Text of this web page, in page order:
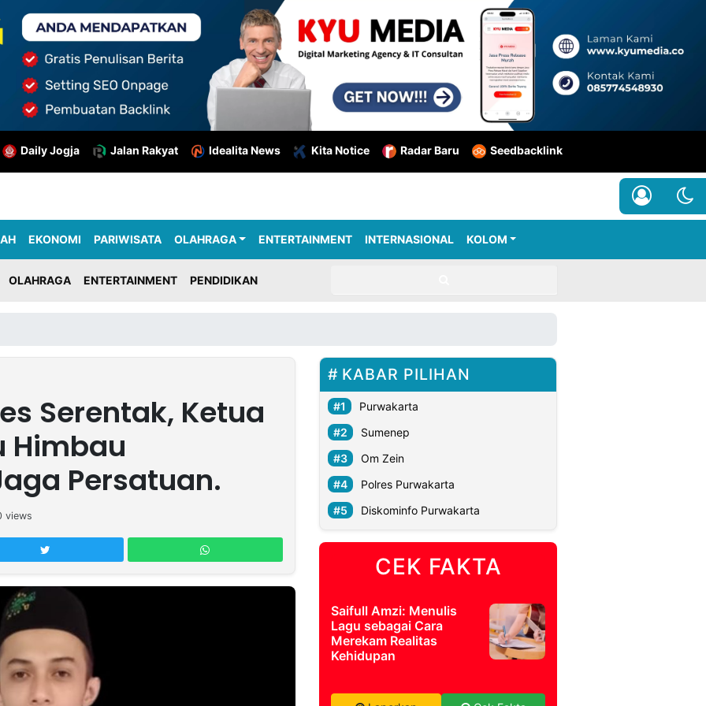
Daily Jogja Jalan Rakyat Idealita News Kita Notice Radar Baru Seedbacklink
EKONOMI PARIWISATA OLAHRAGA ENTERTAINMENT INTERNASIONAL KOLOM
OLAHRAGA ENTERTAINMENT PENDIDIKAN
Serentak, Ketua
Himbau
Persatuan.
views
KABAR PILIHAN
Purwakarta
Sumenep
Om Zein
Polres Purwakarta
Diskominfo Purwakarta
CEK FAKTA
Saifull Amzi: Menulis
Lagu sebagai Cara
Merekam Realitas
Kehidupan